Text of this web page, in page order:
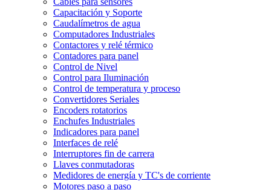
Capacitación y Soporte
Caudalímetros de agua
Computadores Industriales
Contactores y relé térmico
Contadores para panel
Control de Nivel
Control para Iluminación
Control de temperatura y proceso
Convertidores Seriales
Encoders rotatorios
Enchufes Industriales
Indicadores para panel
Interfaces de relé
Interruptores fin de carrera
Llaves conmutadoras
Medidores de energía y TC's de corriente
Motores paso a paso